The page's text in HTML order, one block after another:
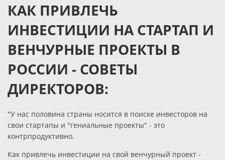
КАК ПРИВЛЕЧЬ
ИНВЕСТИЦИИ НА СТАРТАП И
ВЕНЧУРНЫЕ ПРОЕКТЫ В
РОССИИ - СОВЕТЫ
ДИРЕКТОРОВ:
"У нас половина страны носится в поиске инвесторов на
свои стартапы и "гениальные проекты" - это
контрпродуктивно.
Как привлечь инвестиции на свой венчурный проект -